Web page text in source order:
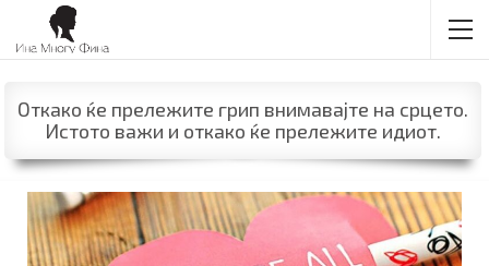
Откако ќе прележите грип внимавајте на срцето.
Истото важи и откако ќе прележите идиот.